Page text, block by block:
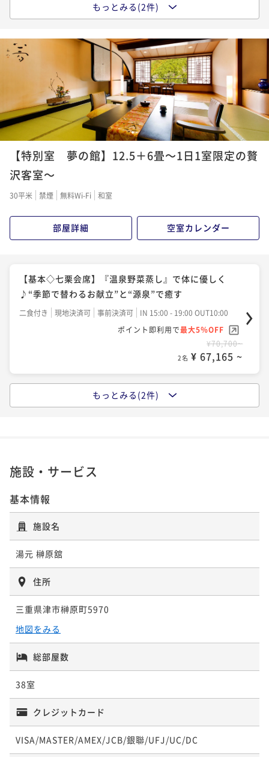
【人気No．1 榊会席】“鉄板焼き”で楽しむ松阪牛！
二食付き 現地決済可 事前決済可
IN 15:00 - 19:00 OUT10:00
ポイント即利用で最大5％OFF
¥66,300~
2名 ¥ 62,985 ~
夫婦旅 ～3大特典～＜夕食メインの和牛が松阪牛に無
料グレードUP！＞三重の魅力たっぷり
二食付き
もっとみる(2件)
12
【特別室 夢の館】12.5＋6畳～1日1室限定の贅
沢客室～
30平米 禁煙 無料Wi-Fi 和室
部屋詳細 空室カレンダー
【基本◇七栗会席】『温泉野菜蒸し』で体に優しく
♪“季節で替わるお献立”と“源泉”で癒す
二食付き 現地決済可 事前決済可
IN 15:00 - 19:00 OUT10:00
ポイント即利用で最大5％OFF
¥70,700~
2名 ¥ 67,165 ~
【人気No．1 榊会席】“鉄板焼き”で楽しむ松阪牛！
夫婦旅 ～3大特典～＜夕食メインの和牛が松阪牛に無
二食付き 現地決済可
¥ 73,435 ~
もっとみる(2件)
施設・サービス
基本情報
施設名
湯元 榊原舘
住所
三重県津市榊原町5970
地図をみる
総部屋数
38室
クレジットカード
VISA/MASTER/AMEX/JCB/銀聯/UFJ/UC/DC